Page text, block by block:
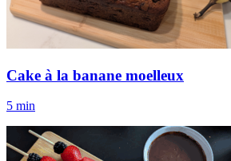
Cake à la banane moelleux
5 min